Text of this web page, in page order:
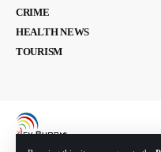
CRIME
HEALTH NEWS
TOURISM